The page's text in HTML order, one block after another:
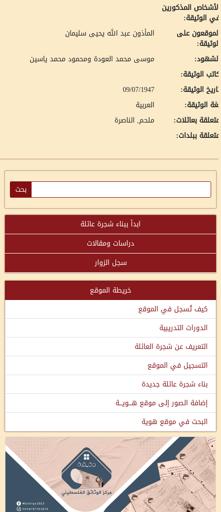
المذكورين
الوثيقة:
على
المأذون عبد الله يحيى سليمان
موسى محمد العودة ومحمود محمد ياسين
الوثيقة:
الوثيقة:
09/07/1947
الوثيقة:
العربية
بعائلات:
ملحم, الناصرة
ببلدات:
ابدأ ببناء شجرة عائلة
دراسات ومقالات
سجل الزوار
خريطة الموقع
كيف تُسجل في الموقع
الدورات التدريبية
التعريف عن شجرة العائلة
التسجيل في الموقع
بناء شجرة عائلة جديدة
إضافة الصور إلى موقع هـــويـــة
البحث في موقع هوية